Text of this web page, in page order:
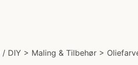
> Maling & Tilbehør >